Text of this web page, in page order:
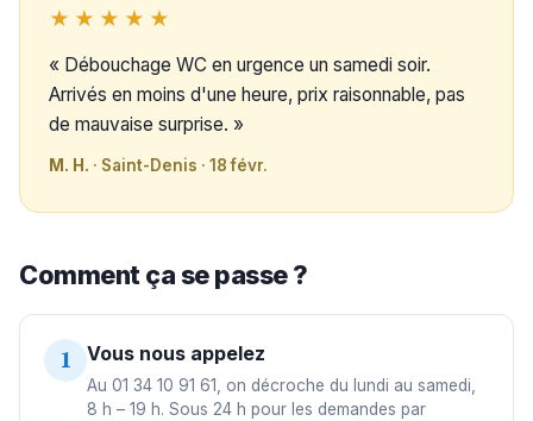
★★★★★
« Débouchage WC en urgence un samedi soir.
Arrivés en moins d'une heure, prix raisonnable, pas
de mauvaise surprise. »
M. H. · Saint-Denis · 18 févr.
Comment ça se passe ?
1 Vous nous appelez
Au 01 34 10 91 61, on décroche du lundi au samedi,
8 h – 19 h. Sous 24 h pour les demandes par